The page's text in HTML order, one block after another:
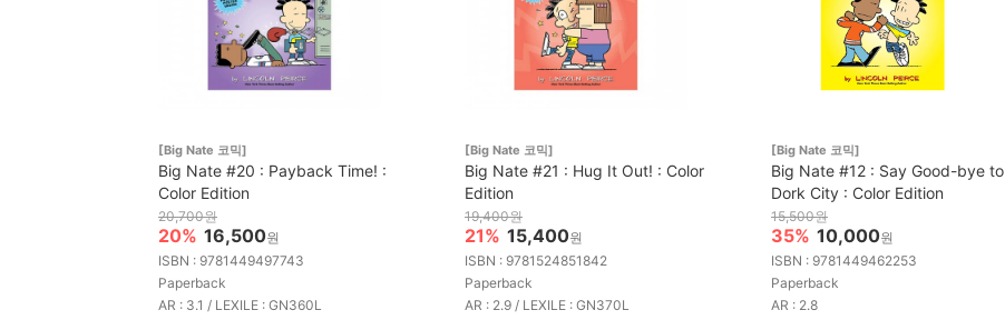
[Big Nate 코믹]
Big Nate #20 : Payback Time! :
Color Edition
20,700원
20% 16,500원
ISBN : 9781449497743
Paperback
AR : 3.1 / LEXILE : GN360L
[Big Nate 코믹]
Big Nate #21 : Hug It Out! : Color
Edition
19,400원
21% 15,400원
ISBN : 9781524851842
Paperback
AR : 2.9 / LEXILE : GN370L
[Big Nate 코믹]
Big Nate #12 : Say Good-bye to
Dork City : Color Edition
15,500원
35% 10,000원
ISBN : 9781449462253
Paperback
AR : 2.8